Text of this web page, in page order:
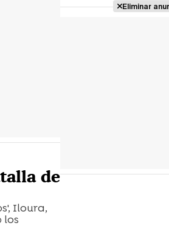
de
Iloura,
los
Eliminar